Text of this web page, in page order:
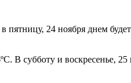
24 ноября днем
В субботу и воскресенье,